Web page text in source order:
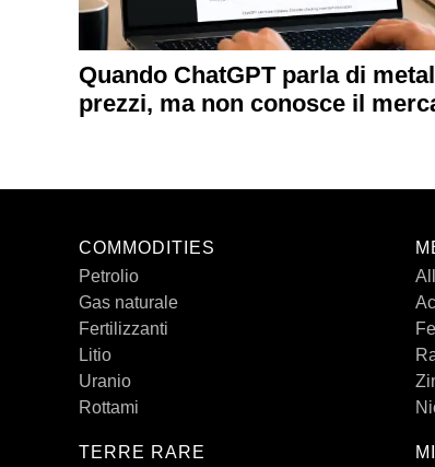
Quando ChatGPT parla di
prezzi, ma non conosce il
COMMODITIES
Petrolio
Gas naturale
Fertilizzanti
Litio
Uranio
Rottami
TERRE RARE